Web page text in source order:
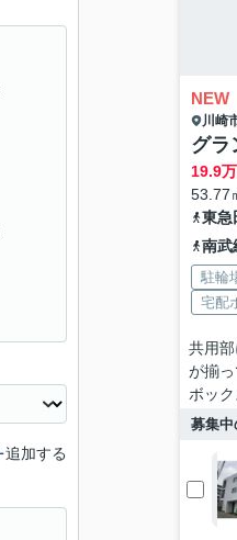
NEW
川崎
グラ
19.9
53.77
東急
南武
駐輪
宅配
共用
が揃
ボッ
募集中
追加する